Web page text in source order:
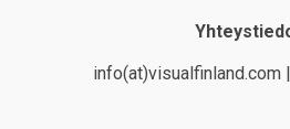
info(at)visualfinland.com